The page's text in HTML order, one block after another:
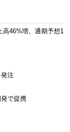
高46%増、通期予想1
注
で提携